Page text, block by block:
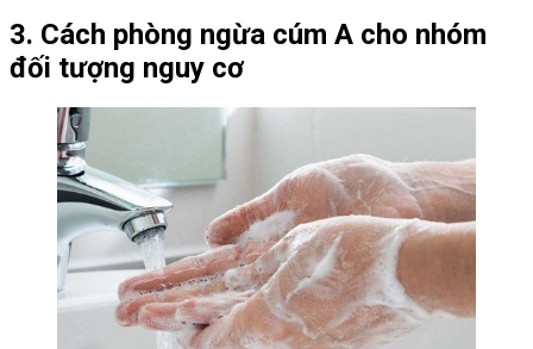
3. Cách phòng ngừa cúm A cho nhóm
đối tượng nguy cơ